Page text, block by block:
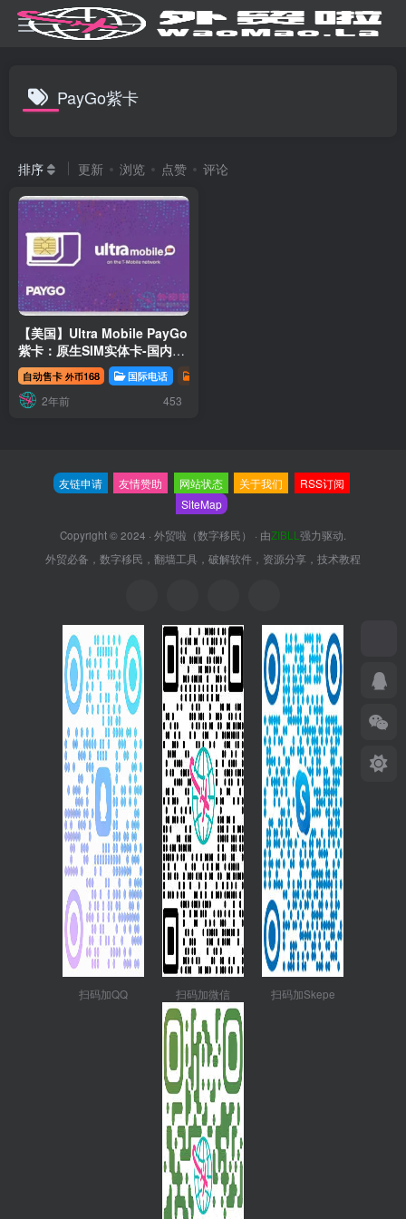
PayGo紫卡
排序 更新 浏览 点赞 评论
【美国】Ultra Mobile PayGo
紫卡：原生SIM实体卡-国内现
货自动售卡 外币168 国际电话
2年前 453
友链申请 友情赞助 网站状态 关于我们
RSS订阅
SiteMap
Copyright © 2024 · 外贸啦（数字移民） · 由ZIBLL强力驱动.
外贸必备，数字移民，翻墙工具，破解软件，资源分享，技术教程
扫码加QQ 扫码加微信 扫码加Skepe